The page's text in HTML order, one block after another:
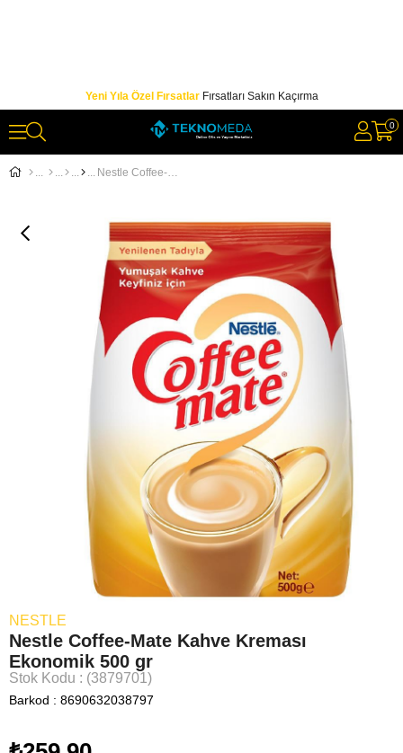
Yeni Yıla Özel FırsatlarFırsatları Sakın Kaçırma
0
Nestle Coffee-Mate Kahve Kreması Ekonomik 500 gr
NESTLE
Nestle Coffee-Mate Kahve Kreması
Ekonomik 500 gr
Stok Kodu (3879701)
Barkod : 8690632038797